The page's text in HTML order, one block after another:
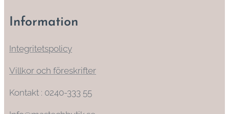
Information
Integritetspolicy
Villkor och föreskrifter
Kontakt : 0240-333 55